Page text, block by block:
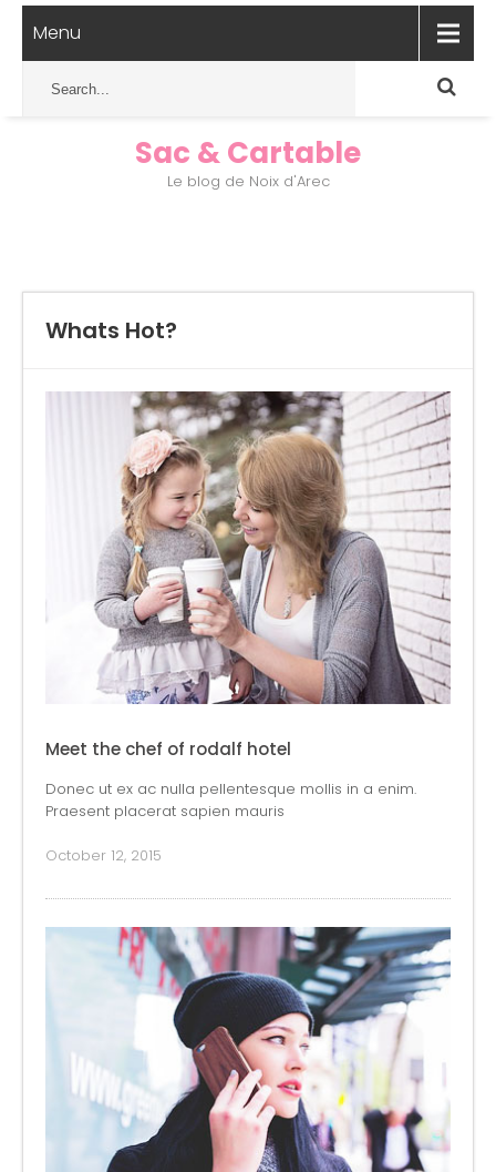
Menu
Sac & Cartable
Le blog de Noix d'Arec
Whats Hot?
Meet the chef of rodalf hotel
Donec ut ex ac nulla pellentesque mollis in a enim.
Praesent placerat sapien mauris
October 12, 2015